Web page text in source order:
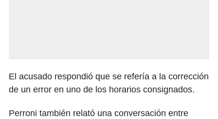
El acusado respondió que se refería a la corrección
de un error en uno de los horarios consignados.
Perroni también relató una conversación entre